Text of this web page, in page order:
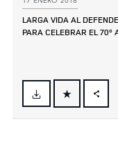
LARGA VIDA AL
PARA CELEBRAR EL 70º